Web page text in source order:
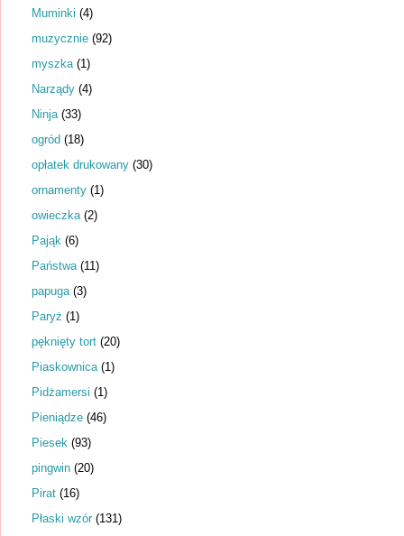
Muminki (4)
muzycznie (92)
myszka (1)
Narządy (4)
Ninja (33)
ogród (18)
opłatek drukowany (30)
ornamenty (1)
owieczka (2)
Pająk (6)
Państwa (11)
papuga (3)
Paryż (1)
pęknięty tort (20)
Piaskownica (1)
Pidżamersi (1)
Pieniądze (46)
Piesek (93)
pingwin (20)
Pirat (16)
Płaski wzór (131)